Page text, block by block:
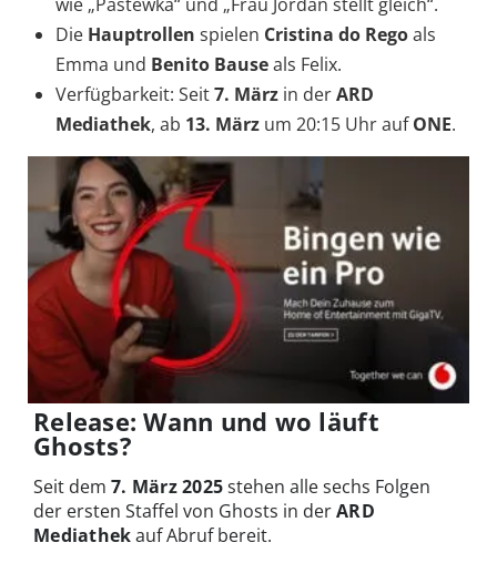
Die Hauptrollen spielen Cristina do Regoals
Emma und Benito Bauseals Felix.
Verfügbarkeit: Seit7. März in derARD
Mediathek, ab 13. März um 20:15 Uhr aufONE.
Release: Wann und wo läuft
Ghosts?
Seit dem 7. März 2025stehen alle sechs Folgen
der ersten Staffel von Ghosts in derARD
Mediathekauf Abruf bereit.